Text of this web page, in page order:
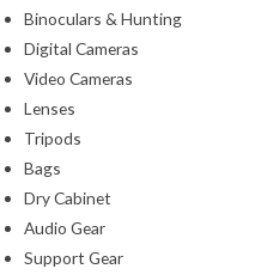
Binoculars & Hunting
Digital Cameras
Video Cameras
Lenses
Tripods
Bags
Dry Cabinet
Audio Gear
Support Gear